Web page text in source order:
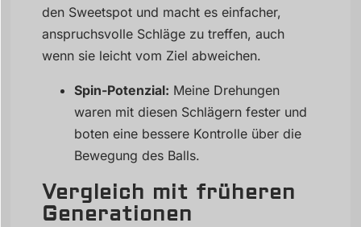
den Sweetspot und macht es einfacher,
anspruchsvolle Schläge zu treffen, auch
wenn sie leicht vom Ziel abweichen.
Spin-Potenzial: Meine Drehungen
waren mit diesen Schlägern fester und
boten eine bessere Kontrolle über die
Bewegung des Balls.
Vergleich mit früheren
Generationen